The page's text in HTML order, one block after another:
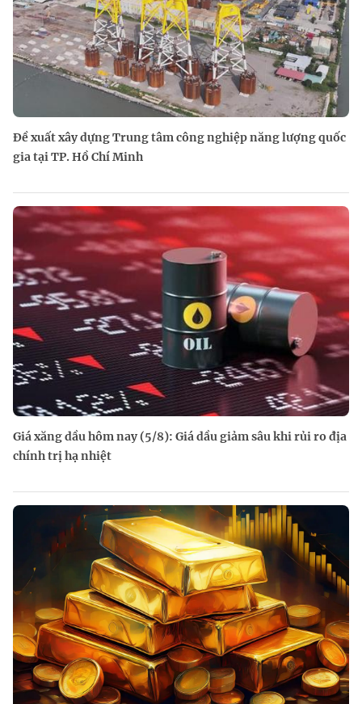
Đề xuất xây dựng Trung tâm công nghiệp năng lượng quốc
gia tại TP. Hồ Chí Minh
Giá xăng dầu hôm nay (5/8): Giá dầu giảm sâu khi rủi ro địa
chính trị hạ nhiệt